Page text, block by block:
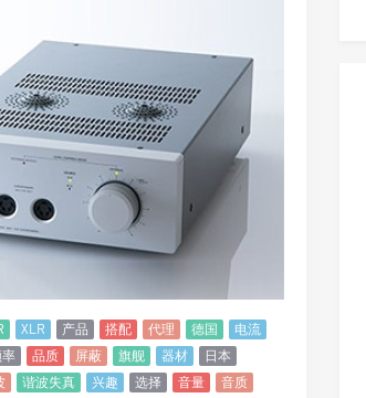
XLR 产品 搭配 代理 德国
电流
品质 屏蔽 旗舰 器材
日本
谐波失真 兴趣 选择 音量
音质